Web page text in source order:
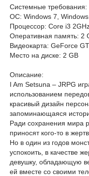
Cистемные требования:
ОС: Windows 7,
Процессор: Core i3
Оперативная память: 2
Видеокарта: GeForce
Место на диске: 2 GB
Описание:
I Am Setsuna – JRPG
использованием
красивый дизайн
запоминающаяся
Ради сохранения мира
приносят кого-то в
Но в один из годов
успокоить, в качестве
девушку, обладающую
ей вместе со своими